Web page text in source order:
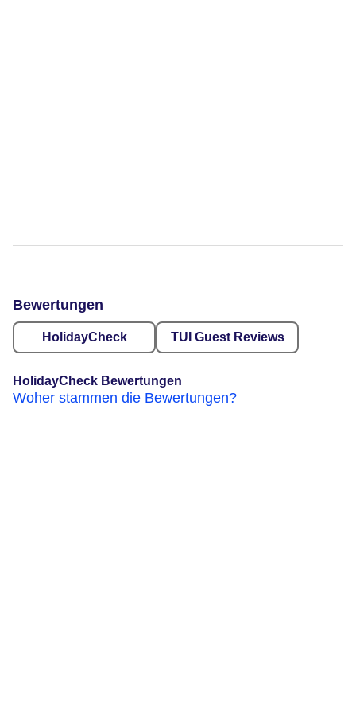
Bewertungen
HolidayCheck TUI Guest Reviews
HolidayCheck Bewertungen
Woher stammen die Bewertungen?